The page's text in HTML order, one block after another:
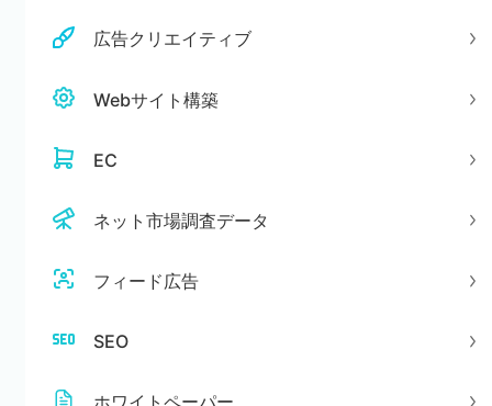
広告クリエイティブ
Webサイト構築
EC
ネット市場調査データ
フィード広告
SEO